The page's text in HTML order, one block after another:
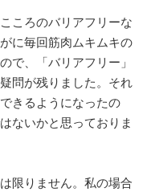
ころのバリアフリーな
に毎回筋肉ムキムキの
で、「バリアフリー」
問が残りました。それ
きるようになったの
ないかと思っておりま
限りません。私の場合